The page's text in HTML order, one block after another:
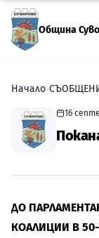
Прескочи към
Община
Начало›
16
ДО
КОАЛИЦИИ В 50